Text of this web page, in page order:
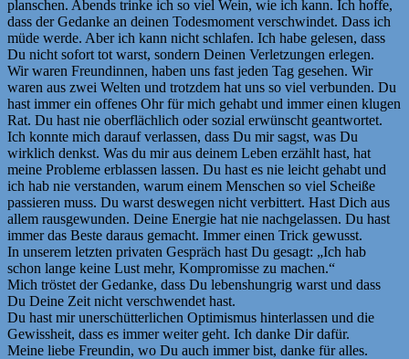
planschen. Abends trinke ich so viel Wein, wie ich kann. Ich hoffe,
dass der Gedanke an deinen Todesmoment verschwindet. Dass ich
müde werde. Aber ich kann nicht schlafen. Ich habe gelesen, dass
Du nicht sofort tot warst, sondern Deinen Verletzungen erlegen.
Wir waren Freundinnen, haben uns fast jeden Tag gesehen. Wir
waren aus zwei Welten und trotzdem hat uns so viel verbunden. Du
hast immer ein offenes Ohr für mich gehabt und immer einen klugen
Rat. Du hast nie oberflächlich oder sozial erwünscht geantwortet.
Ich konnte mich darauf verlassen, dass Du mir sagst, was Du
wirklich denkst. Was du mir aus deinem Leben erzählt hast, hat
meine Probleme erblassen lassen. Du hast es nie leicht gehabt und
ich hab nie verstanden, warum einem Menschen so viel Scheiße
passieren muss. Du warst deswegen nicht verbittert. Hast Dich aus
allem rausgewunden. Deine Energie hat nie nachgelassen. Du hast
immer das Beste daraus gemacht. Immer einen Trick gewusst.
In unserem letzten privaten Gespräch hast Du gesagt: „Ich hab
schon lange keine Lust mehr, Kompromisse zu machen.“
Mich tröstet der Gedanke, dass Du lebenshungrig warst und dass
Du Deine Zeit nicht verschwendet hast.
Du hast mir unerschütterlichen Optimismus hinterlassen und die
Gewissheit, dass es immer weiter geht. Ich danke Dir dafür.
Meine liebe Freundin, wo Du auch immer bist, danke für alles.